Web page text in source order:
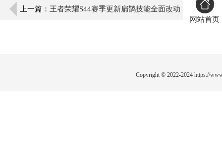
上一篇： 王者荣耀S44赛季更新扁鹊技能全面改动
网站首页
Copyright © 2022-2024 https://